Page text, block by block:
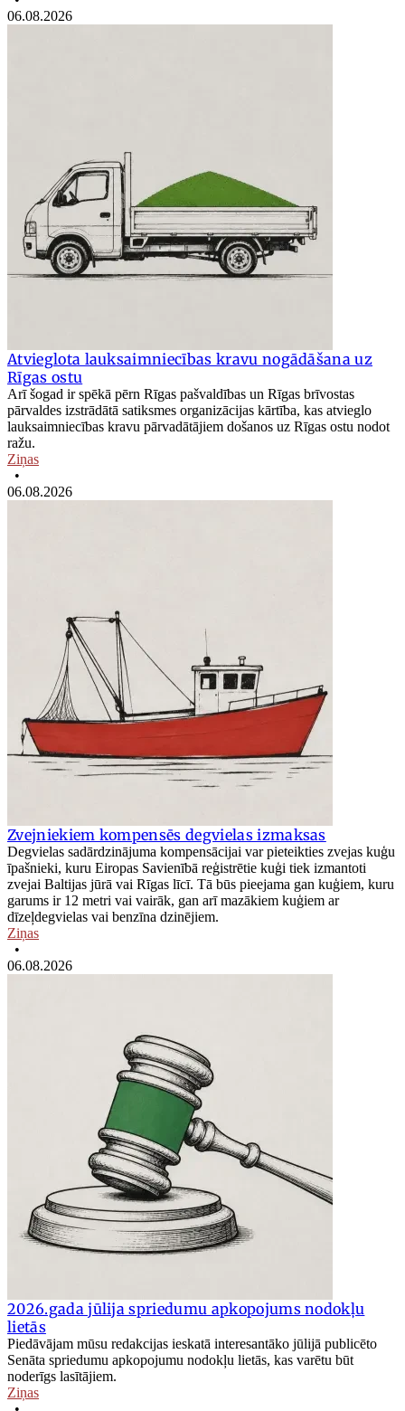
06.08.2026
Atvieglota lauksaimniecības kravu nogādāšana uz
Rīgas ostu
Arī šogad ir spēkā pērn Rīgas pašvaldības un Rīgas brīvostas
pārvaldes izstrādātā satiksmes organizācijas kārtība, kas atvieglo
lauksaimniecības kravu pārvadātājiem došanos uz Rīgas ostu nodot
ražu.
Ziņas
•
06.08.2026
Zvejniekiem kompensēs degvielas izmaksas
Degvielas sadārdzinājuma kompensācijai var pieteikties zvejas kuģu
īpašnieki, kuru Eiropas Savienībā reģistrētie kuģi tiek izmantoti
zvejai Baltijas jūrā vai Rīgas līcī. Tā būs pieejama gan kuģiem, kuru
garums ir 12 metri vai vairāk, gan arī mazākiem kuģiem ar
dīzeļdegvielas vai benzīna dzinējiem.
Ziņas
•
06.08.2026
2026.gada jūlija spriedumu apkopojums nodokļu
lietās
Piedāvājam mūsu redakcijas ieskatā interesantāko jūlijā publicēto
Senāta spriedumu apkopojumu nodokļu lietās, kas varētu būt
noderīgs lasītājiem.
Ziņas